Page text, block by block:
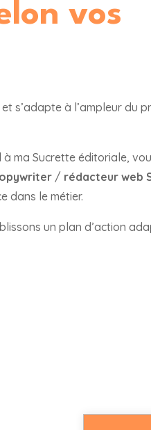
vos
s’adapte à l’ampleur du
ma Sucrette éditoriale,
/ rédacteur web
dans le métier.
un plan d’action